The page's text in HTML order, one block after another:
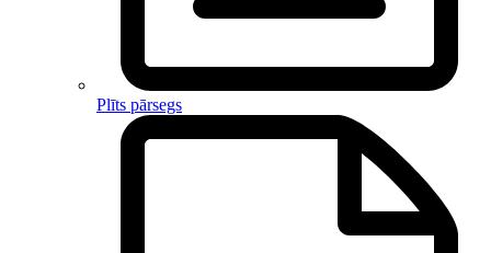
Plīts pārsegs